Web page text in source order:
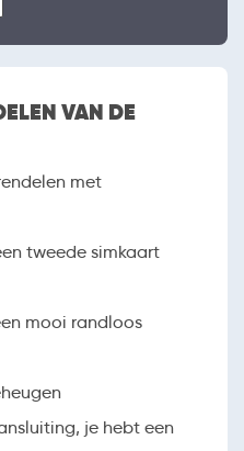
VAN DE
met
tweede simkaart
mooi randloos
je hebt een